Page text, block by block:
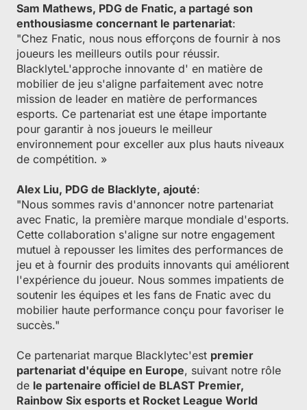
Sam Mathews, PDG de Fnatic, a partagé son
enthousiasme concernant le partenariat:
"Chez Fnatic, nous nous efforçons de fournir à nos
joueurs les meilleurs outils pour réussir.
BlacklyteL'approche innovante d' en matière de
mobilier de jeu s'aligne parfaitement avec notre
mission de leader en matière de performances
esports. Ce partenariat est une étape importante
pour garantir à nos joueurs le meilleur
environnement pour exceller aux plus hauts niveaux
de compétition. »
Alex Liu, PDG de Blacklyte, ajouté:
"Nous sommes ravis d'annoncer notre partenariat
avec Fnatic, la première marque mondiale d'esports.
Cette collaboration s'aligne sur notre engagement
mutuel à repousser les limites des performances de
jeu et à fournir des produits innovants qui améliorent
l'expérience du joueur. Nous sommes impatients de
soutenir les équipes et les fans de Fnatic avec du
mobilier haute performance conçu pour favoriser le
succès."
Ce partenariat marque Blacklytec'est premier
partenariat d'équipe en Europe, suivant notre rôle
de le partenaire officiel de BLAST Premier,
Rainbow Six esports et Rocket League World